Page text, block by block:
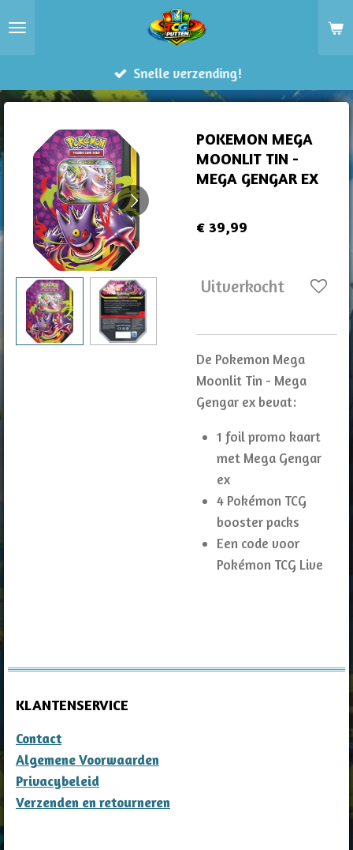
hoofdinhoud
Snelle verzending!
POKEMON MEGA
MOONLIT TIN -
MEGA GENGAR EX
€ 39,99
Uitverkocht
De Pokemon Mega
Moonlit Tin - Mega
Gengar ex bevat:
1 foil promo kaart
met Mega Gengar
ex
4 Pokémon TCG
booster packs
Een code voor
Pokémon TCG Live
KLANTENSERVICE
Contact
Algemene Voorwaarden
Privacybeleid
Verzenden en retourneren